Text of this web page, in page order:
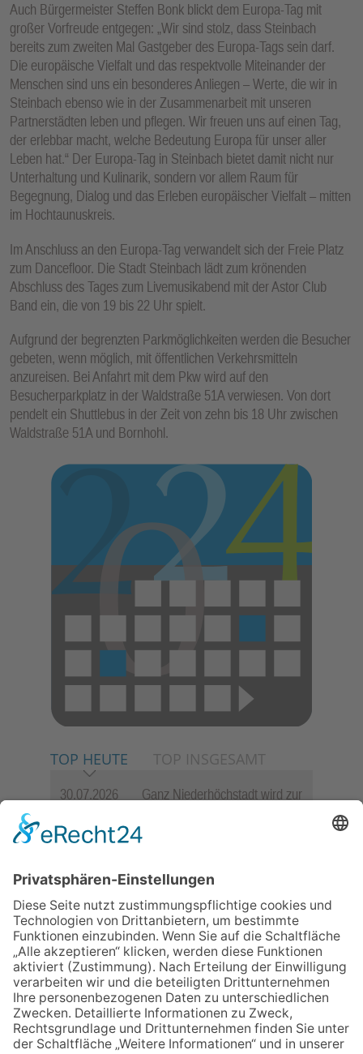
Auch Bürgermeister Steffen Bonk blickt dem Europa-Tag mit
großer Vorfreude entgegen: „Wir sind stolz, dass Steinbach
bereits zum zweiten Mal Gastgeber des Europa-Tags sein darf.
Die europäische Vielfalt und das respektvolle Miteinander der
Menschen sind uns ein besonderes Anliegen – Werte, die wir in
Steinbach ebenso wie in der Zusammenarbeit mit unseren
Partnerstädten leben und pflegen. Wir freuen uns auf einen Tag,
der erlebbar macht, welche Bedeutung Europa für unser aller
Leben hat.“ Der Europa-Tag in Steinbach bietet damit nicht nur
Unterhaltung und Kulinarik, sondern vor allem Raum für
Begegnung, Dialog und das Erleben europäischer Vielfalt – mitten
im Hochtaunuskreis.
Im Anschluss an den Europa-Tag verwandelt sich der Freie Platz
zum Dancefloor. Die Stadt Steinbach lädt zum krönenden
Abschluss des Tages zum Livemusikabend mit der Astor Club
Band ein, die von 19 bis 22 Uhr spielt.
Aufgrund der begrenzten Parkmöglichkeiten werden die Besucher
gebeten, wenn möglich, mit öffentlichen Verkehrsmitteln
anzureisen. Bei Anfahrt mit dem Pkw wird auf den
Besucherparkplatz in der Waldstraße 51A verwiesen. Von dort
pendelt ein Shuttlebus in der Zeit von zehn bis 18 Uhr zwischen
Waldstraße 51A und Bornhohl.
TOP HEUTE TOP INSGESAMT
30.07.2026
Ganz Niederhöchstadt wird zur
06.08.2026
Jugendchor Hochtaunus
Programm „Changes“
mit Werken von Walter
Wachsmuth
23.07.2026
Zwischen Fachwerk, Wein und
Sommerabend: Der Rettershof
lädt wieder zum Weinfest ein
09.07.2026
Wasserampel steht auf Gelb:
Stadt ruft zum Wassersparen